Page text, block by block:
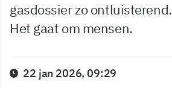
gasdossier zo ontluisterend.
Het gaat om mensen.
22 jan 2026, 09:29